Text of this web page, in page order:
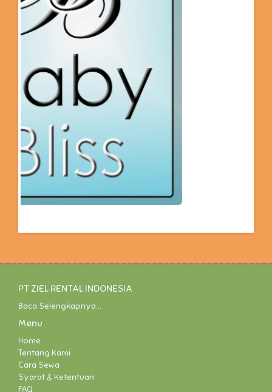
PT ZIEL RENTAL INDONESIA
Baca Selengkapnya...
Menu
Home
Tentang Kami
Cara Sewa
Syarat & Ketentuan
FAQ